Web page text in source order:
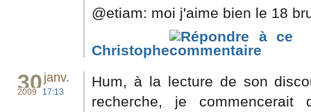
@etiam: moi j'aime bien le 18
Christophe
30 janv.
2009 17:13
Hum, à la lecture de son
recherche, je commencerait